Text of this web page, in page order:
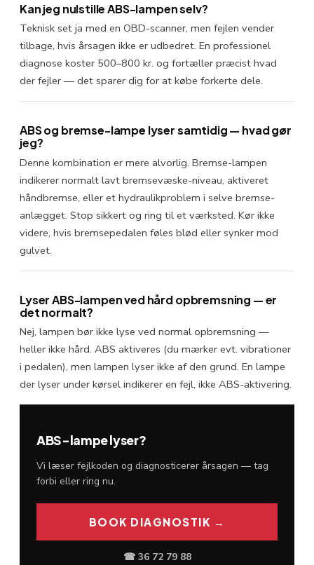
Kan jeg nulstille ABS-lampen selv?
Teknisk set ja med en OBD-scanner, men fejlen vender
tilbage, hvis årsagen ikke er udbedret. En professionel
diagnose koster 500–800 kr. og fortæller præcist hvad
der fejler — det sparer dig for at købe forkerte dele.
ABS og bremse-lampe lyser samtidig — hvad gør
jeg?
Denne kombination er mere alvorlig. Bremse-lampen
indikerer normalt lavt bremsevæske-niveau, aktiveret
håndbremse, eller et hydraulikproblem i selve bremse­
anlægget. Stop sikkert og ring til et værksted. Kør ikke
videre, hvis bremsepedalen føles blød eller synker mod
gulvet.
Lyser ABS-lampen ved hård opbremsning — er
det normalt?
Nej, lampen bør ikke lyse ved normal opbremsning —
heller ikke hård. ABS aktiveres (du mærker evt. vibrationer
i pedalen), men lampen lyser ikke af den grund. En lampe
der lyser under kørsel indikerer en fejl, ikke ABS-aktivering.
ABS-lampe lyser?
Vi læser fejlkoden og diagnosticerer årsagen — tag
forbi eller ring nu.
BOOK DIAGNOSTIK →
☎ 36 72 79 88